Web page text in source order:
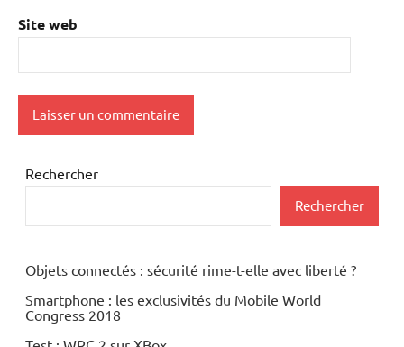
Site web
Rechercher
Rechercher
Objets connectés : sécurité rime-t-elle avec liberté ?
Smartphone : les exclusivités du Mobile World
Congress 2018